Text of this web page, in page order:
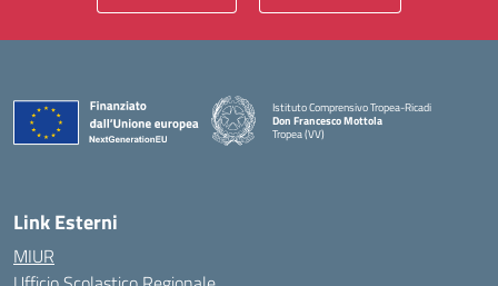
Istituto Comprensivo Tropea-Ricadi
Don Francesco Mottola
Tropea (VV)
— Visita la pagina iniziale della scuola
Link Esterni
MIUR